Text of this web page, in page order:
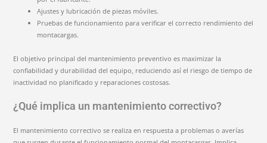
Ajustes y lubricación de piezas móviles.
Pruebas de funcionamiento para verificar el correcto rendimiento del
montacargas.
El objetivo principal del mantenimiento preventivo es maximizar la
confiabilidad y durabilidad del equipo, reduciendo así el riesgo de tiempo de
inactividad no planificado y reparaciones costosas.
¿Qué implica un mantenimiento correctivo?
El mantenimiento correctivo se realiza en respuesta a problemas o averías